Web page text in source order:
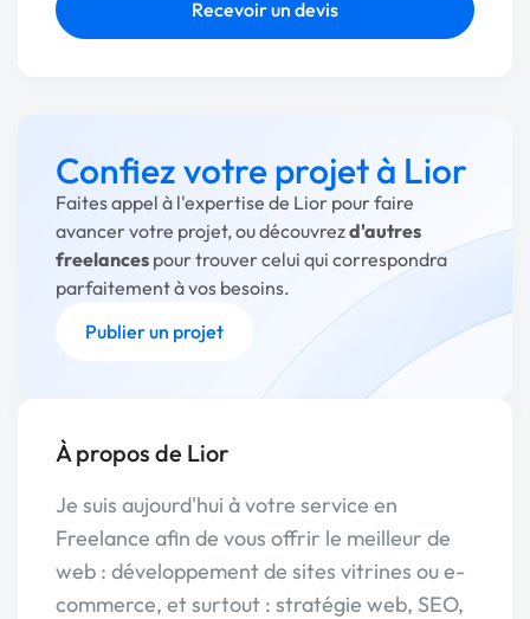
Recevoir un devis
Confiez votre projet à Lior
Faites appel à l'expertise de Lior pour faire
avancer votre projet, ou découvrezd'autres
freelances pour trouver celui qui correspondra
parfaitement à vos besoins.
Publier un projet
À propos de Lior
Je suis aujourd'hui à votre service en
Freelance afin de vous offrir le meilleur de
web : développement de sites vitrines ou e-
commerce, et surtout : stratégie web, SEO,